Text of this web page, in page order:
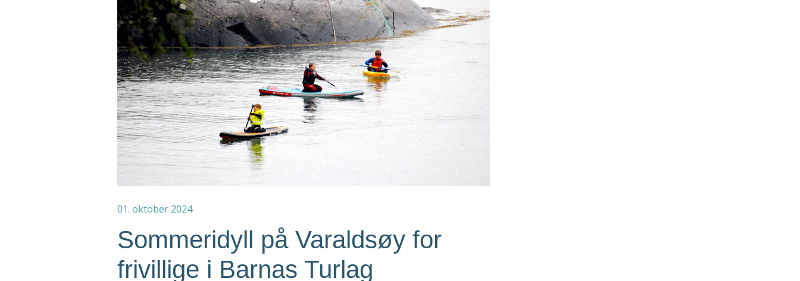
01. oktober 2024
Sommeridyll på Varaldsøy for
frivillige i Barnas Turlag